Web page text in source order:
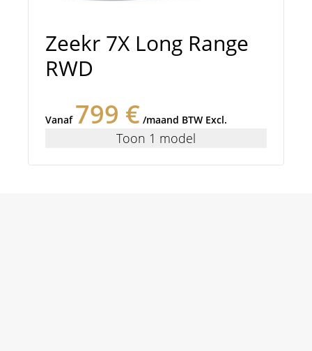
Zeekr 7X Long Range
RWD
Vanaf 799 € /maand BTW Excl.
Toon 1 model